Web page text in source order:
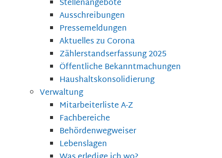
Stellenangebote
Ausschreibungen
Pressemeldungen
Aktuelles zu Corona
Zählerstandserfassung 2025
Öffentliche Bekanntmachungen
Haushaltskonsolidierung
Verwaltung
Mitarbeiterliste A-Z
Fachbereiche
Behördenwegweiser
Lebenslagen